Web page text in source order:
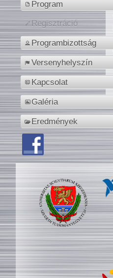
Program
Regisztráció
Programbizottság
Versenyhelyszín
Kapcsolat
Galéria
Eredmények